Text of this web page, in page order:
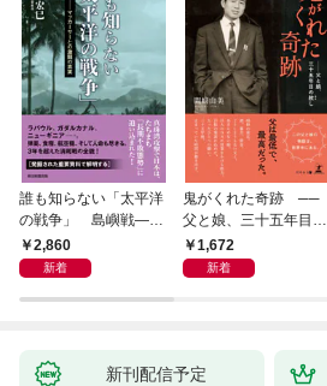
誰も知らない「太平洋
の戦争」 島嶼戦――
マッカーサーとの激闘
の真実
2,860
新着
鬼がくれた奇跡 ──
父と娘、三十五年目の
赦し1,672
新着
新刊配信予定